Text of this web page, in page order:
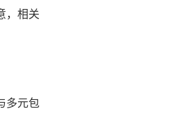
，相关
多元包